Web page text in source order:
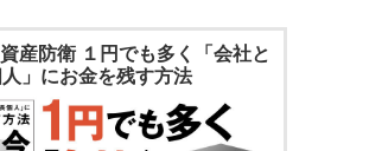
産防衛 １円でも多く「会社と
」にお金を残す方法